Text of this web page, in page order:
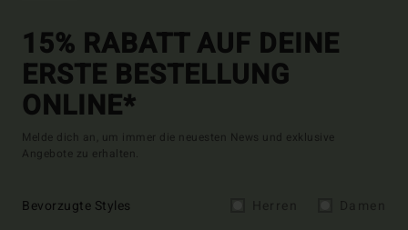
15% RABATT AUF DEINE
ERSTE BESTELLUNG
ONLINE*
Melde dich an, um immer die neuesten News und exklusive
Angebote zu erhalten.
Bevorzugte Styles